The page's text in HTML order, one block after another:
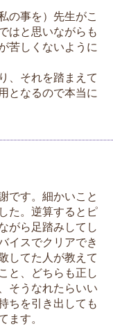
の事を）先生がこ
はと思いながらも
苦しくないように
、それを踏まえて
となるので本当に
です。細かいこと
た。逆算するとピ
がら足踏みしてし
イスでクリアでき
してた人が教えて
と、どちらも正し
そうなれたらいい
ちを引き出しても
ます。